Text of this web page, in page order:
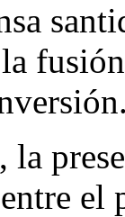
la
el